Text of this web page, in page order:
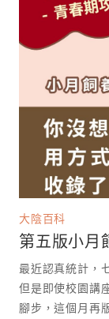
大陰百科
第五版小月
最近認真統計，
但是即使校園講
腳步，這個月再